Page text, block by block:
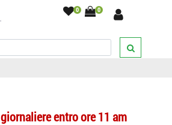
0 0
Sciarpe fantasia/Bandiere/Flag/vintage/
America kefia sciarpa moda stelle e striscie
entro ore 11 am